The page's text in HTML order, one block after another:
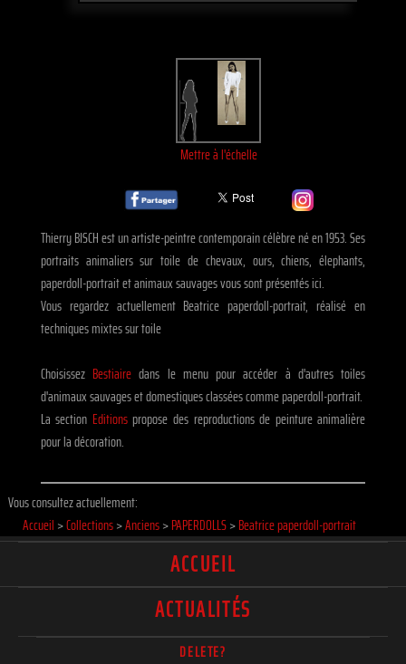
Mettre à l'échelle
Thierry BISCH est un artiste-peintre contemporain célèbre né en 1953. Ses
portraits animaliers sur toile de chevaux, ours, chiens, élephants,
paperdoll-portrait et animaux sauvages vous sont présentés ici.
Vous regardez actuellement Beatrice paperdoll-portrait, réalisé en
techniques mixtes sur toile
Choisissez Bestiaire dans le menu pour accéder à d'autres toiles
d'animaux sauvages et domestiques classées comme paperdoll-portrait.
La section Editionspropose des reproductions de peinture animalière
pour la décoration.
Vous consultez actuellement:
Accueil >Collections>Anciens>PAPERDOLLS>Beatrice paperdoll-portrait
ACCUEIL
ACTUALITÉS
DELETE?